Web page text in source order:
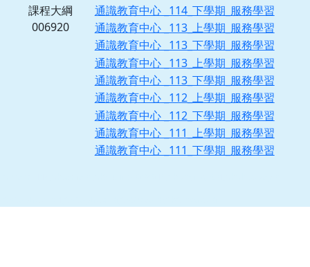
課程大綱
006920
通識教育中心 _114_下學期_服務學習
通識教育中心 _113_上學期_服務學習
通識教育中心 _113_下學期_服務學習
通識教育中心 _113_上學期_服務學習
通識教育中心 _113_下學期_服務學習
通識教育中心 _112_上學期_服務學習
通識教育中心 _112_下學期_服務學習
通識教育中心 _111_上學期_服務學習
通識教育中心 _111_下學期_服務學習